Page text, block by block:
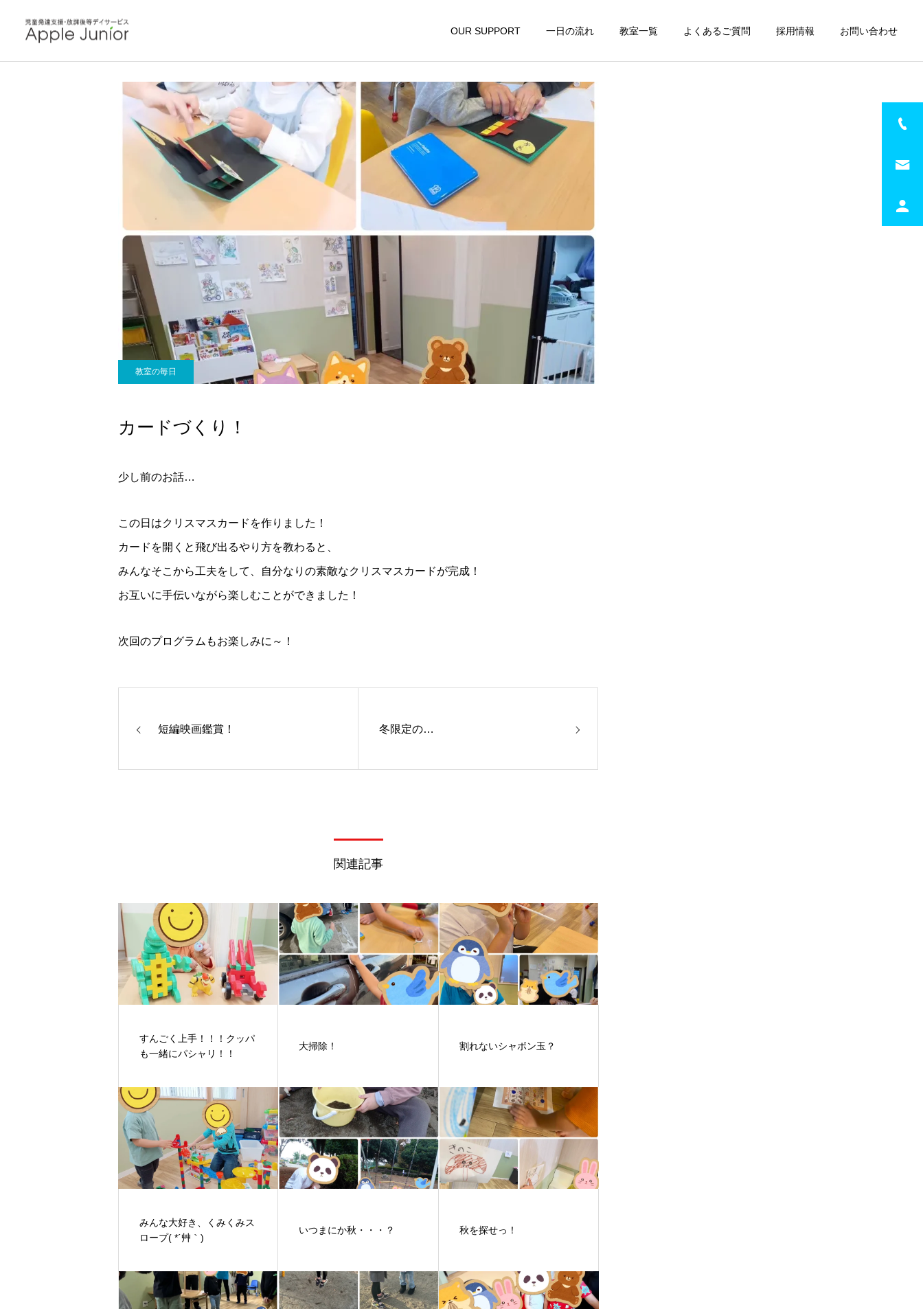
OUR SUPPORT 一日の流れ 教室一覧 よくあるご質問 採用情報 お問い合わせ
教室の毎日
カードづくり！
少し前のお話…
この日はクリスマスカードを作りました！
カードを開くと飛び出るやり方を教わると、
みんなそこから工夫をして、自分なりの素敵なクリスマスカードが完成！
お互いに手伝いながら楽しむことができました！
次回のプログラムもお楽しみに～！
短編映画鑑賞！ 冬限定の…
関連記事
すんごく上手！！！クッパ
も一緒にパシャリ！！
大掃除！ 割れないシャボン玉？
みんな大好き、くみくみス
ロープ( *´艸｀)
いつまにか秋・・・？ 秋を探せっ！